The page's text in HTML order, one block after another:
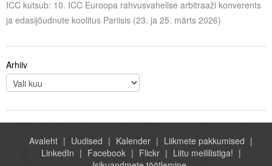
Projektid
ICC kutsub: 10. ICC Euroopa rahvusvahelise arbitraaži konverents
ja edasijõudnute koolitus Pariisis (23. ja 25. märts 2026)
Arhiiv
Avaleht Uudised Kalender
Liikmete pakkumised
LinkedIn
Facebook Flickr
Liitu meililistiga!